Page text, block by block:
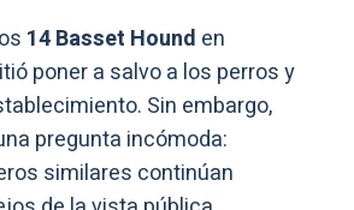
14 Basset Hound en
poner a salvo a los perros y
Sin embargo,
pregunta incómoda:
similares continúan